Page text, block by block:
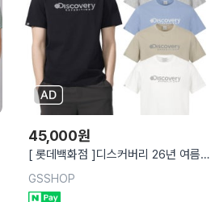
45,000원
[ 롯데백화점 ]디스커버리 26년 여름
신상 남성 프레시벤트 로건 반팔티셔츠
(DMRS71063)
GSSHOP